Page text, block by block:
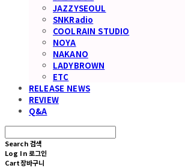
JAZZYSEOUL
SNKRadio
COOLRAIN STUDIO
NOYA
NAKANO
LADYBROWN
ETC
RELEASE NEWS
REVIEW
Q&A
Search 검색
Log In 로그인
Cart장바구니